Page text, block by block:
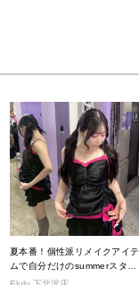
夏本番！個性派リメイクアイテ
ムで自分だけのsummerスタイ
ルへ！